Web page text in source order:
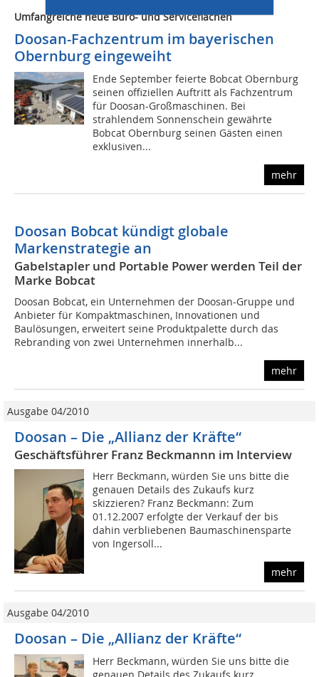
Umfangreiche neue Büro- und Serviceflächen
Doosan-Fachzentrum im bayerischen
Obernburg eingeweiht
Ende September feierte Bobcat Obernburg
seinen offiziellen Auftritt als Fachzentrum
für Doosan-Großmaschinen. Bei
strahlendem Sonnenschein gewährte
Bobcat Obernburg seinen Gästen einen
exklusiven...
mehr
Doosan Bobcat kündigt globale
Markenstrategie an
Gabelstapler und Portable Power werden Teil der
Marke Bobcat
Doosan Bobcat, ein Unternehmen der Doosan-Gruppe und
Anbieter für Kompaktmaschinen, Innovationen und
Baulösungen, erweitert seine Produktpalette durch das
Rebranding von zwei Unternehmen innerhalb...
mehr
Ausgabe 04/2010
Doosan – Die „Allianz der Kräfte“
Geschäftsführer Franz Beckmannn im Interview
Herr Beckmann, würden Sie uns bitte die
genauen Details des Zukaufs kurz
skizzieren? Franz Beckmann: Zum
01.12.2007 erfolgte der Verkauf der bis
dahin verbliebenen Baumaschinensparte
von Ingersoll...
mehr
Ausgabe 04/2010
Doosan – Die „Allianz der Kräfte“
Herr Beckmann, würden Sie uns bitte die